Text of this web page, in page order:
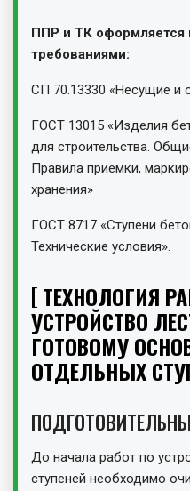
ППР и ТК оформляется
требованиями:
СП 70.13330 «Несущие и
ГОСТ 13015 «Изделия
для строительства.
Правила приемки,
хранения»
ГОСТ 8717 «Ступени
Технические условия».
ТЕХНОЛОГИЯ
УСТРОЙСТВО
ГОТОВОМУ
ОТДЕЛЬНЫХ
До начала работ по
ступеней необходимо